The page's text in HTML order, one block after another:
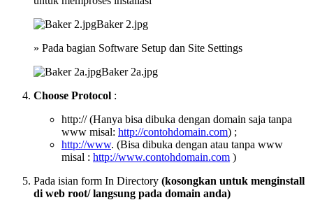
Baker 2.jpg
» Pada bagian Software Setup dan Site Settings
Baker 2a.jpg
Choose Protocol :
http:// (Hanya bisa dibuka dengan domain saja tanpa
www misal: http://contohdomain.com) ;
http://www. (Bisa dibuka dengan atau tanpa www
misal : http://www.contohdomain.com )
Pada isian form In Directory (kosongkan untuk menginstall
di web root/ langsung pada domain anda)